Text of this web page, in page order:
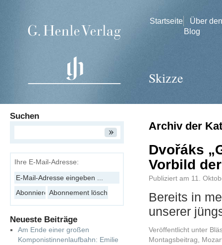
Startseite
Über den
Blog
Skizze
Archiv der
Dvořáks
Vorbild
Publiziert am 11.
Bereits in
unserer
Veröffentlicht unter
Montagsbeitrag
Suchen
Ihre E-Mail-Adresse:
Neueste Beiträge
Am Ende einer großen
Komponistinnenlaufbahn: Emilie